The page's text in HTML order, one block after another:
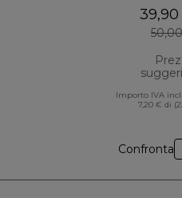
Importo IVA
7,20 € di
Confronta